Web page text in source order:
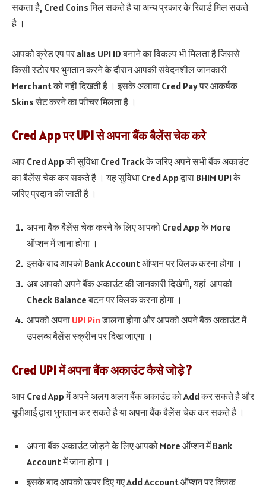
सकता है, Cred Coins मिल सकते है या अन्य प्रकार के रिवार्ड मिल सकते
है ।
आपको क्रेड एप पर alias UPI ID बनाने का विकल्प भी मिलता है जिससे
किसी स्टोर पर भुगतान करने के दौरान आपकी संवेदनशील जानकारी
Merchant को नहीं दिखती है । इसके अलावा Cred Pay पर आकर्षक
Skins सेट करने का फीचर मिलता है ।
Cred App पर UPI से अपना बैंक बैलेंस चेक करे
आप Cred App की सुविधा Cred Track के जरिए अपने सभी बैंक अकाउंट
का बैलेंस चेक कर सकते है । यह सुविधा Cred App द्वारा BHIM UPI के
जरिए प्रदान की जाती है ।
अपना बैंक बैलेंस चेक करने के लिए आपको Cred App के More
ऑप्शन में जाना होगा ।
इसके बाद आपको Bank Account ऑप्शन पर क्लिक करना होगा ।
अब आपको अपने बैंक अकाउंट की जानकारी दिखेगी, यहां आपको
Check Balance बटन पर क्लिक करना होगा ।
आपको अपना UPI Pinडालना होगा और आपको अपने बैंक अकाउंट में
उपलब्ध बैलेंस स्क्रीन पर दिख जाएगा ।
Cred UPI में अपना बैंक अकाउंट कैसे जोड़े ?
आप Cred App में अपने अलग अलग बैंक अकाउंट को Add कर सकते है और
यूपीआई द्वारा भुगतान कर सकते है या अपना बैंक बैलेंस चेक कर सकते है ।
अपना बैंक अकाउंट जोड़ने के लिए आपको More ऑप्शन में Bank
Account में जाना होगा ।
इसके बाद आपको ऊपर दिए गए Add Account ऑप्शन पर क्लिक